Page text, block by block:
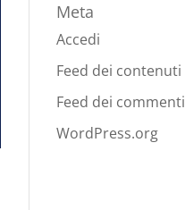
Meta
Accedi
Feed dei contenuti
Feed dei commenti
WordPress.org